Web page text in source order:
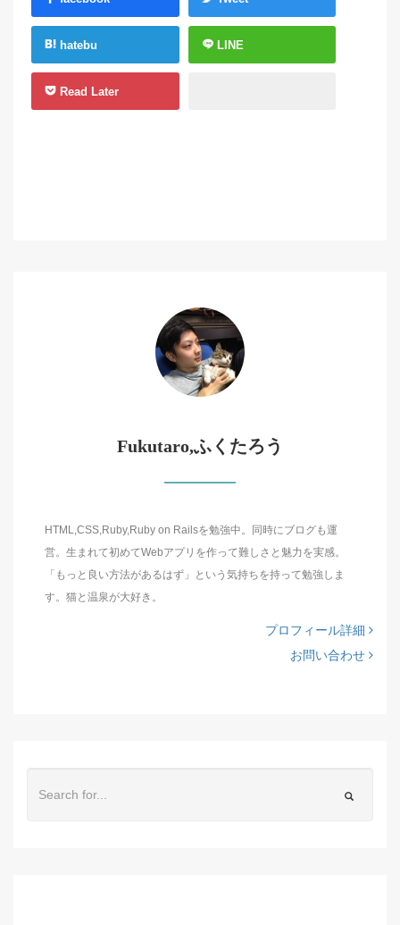
hatebu LINE
Read Later
Fukutaro,ふくたろう
HTML,CSS,Ruby,Ruby on Railsを勉強中。同時にブログも運
営。生まれて初めてWebアプリを作って難しさと魅力を実感。
「もっと良い方法があるはず」という気持ちを持って勉強しま
す。猫と温泉が大好き。
プロフィール詳細
お問い合わせ